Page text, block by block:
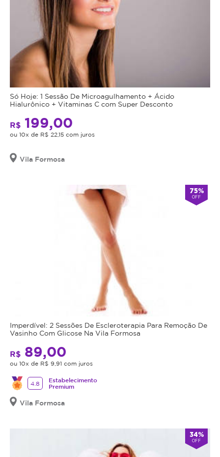
Só Hoje: 1 Sessão De Microagulhamento + Ácido
Hialurônico + Vitaminas C com Super Desconto
R$ 199,00
ou 10x de R$ 22,15 com juros
Vila Formosa
75%
OFF
Imperdível: 2 Sessões De Escleroterapia Para Remoção De
Vasinho Com Glicose Na Vila Formosa
R$ 89,00
ou 10x de R$ 9,91 com juros
4.8
Estabelecimento
Premium
Vila Formosa
34%
OFF